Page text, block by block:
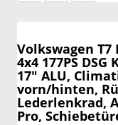
Volkswagen
4x4 177PS DSG
17" ALU,
vorn/hinten,
Lederlenkrad,
Pro,